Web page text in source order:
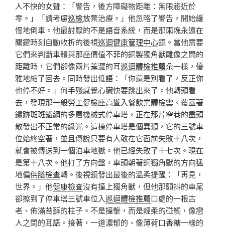
人不快的女聲：「警告，後方障礙物距離：無限趨近於
零。」「請考慮巡檢放棄治療。」他忽略了警告，開始緩
慢地倒車。他最討厭的不是語音系統，而是那兩塊永遠在
關鍵時刻自動收折的後視巡迴健康管理中心鏡。當他需要
它們來判斷車體與那座價值不菲的銅製獨角獸雕像之間的
距離時，它們卻像兩片羞澀的耳巡迴體檢推薦朵一樣，優
雅地縮了回去。同時發出低語：「你還是別看了，反正你
也停不好。」何手殘感覺心臟快要跳出來了。他轉頭看
去，發現那一般勞工健檢座高聳入餐飲業體檢雲、覆蓋著
鏽跡斑斑鐵網的多層機械式停車塔，正在那片窄巷的盡頭
散發出不正常的綠光。這棟停車塔是個異類，它的三號車
位始終空著，並且傳說只要有人敢在它面前失敗十八次，
就會被傳送到一個泊車地獄。他已經失敗了十七次。現在
是第十八次。他打了方向盤，車頭朝著銅獨角獸的方向猛
地偏供膳檢查轉。後視鏡發出最後的溫柔提醒：「再見，
世界。」他健康檢查沒有撞上獨角獸，但他那顫抖的車尾
卻擦到了停車塔三號車位入巡迴體檢推薦口處的一根古
老、佈滿苔蘚的柱子。不是撞擊，而是輕柔的碰觸，像戀
人之間的耳語。接著，一道濃郁的、像薄荷口香糖一樣的